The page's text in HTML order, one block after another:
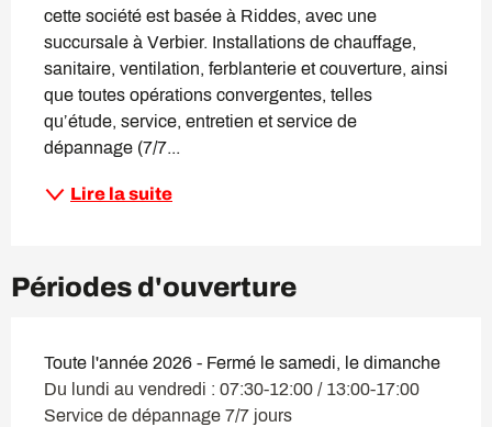
cette société est basée à Riddes, avec une
succursale à Verbier. Installations de chauffage,
sanitaire, ventilation, ferblanterie et couverture, ainsi
que toutes opérations convergentes, telles
qu’étude, service, entretien et service de
dépannage (7/7...
Lire la suite
Périodes d'ouverture
Toute l'année 2026 - Fermé le samedi, le dimanche
Du lundi au vendredi : 07:30-12:00 / 13:00-17:00
Service de dépannage 7/7 jours